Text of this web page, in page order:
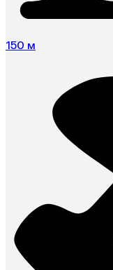
150 м